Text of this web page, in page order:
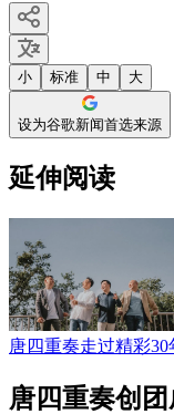
小 标准 中 大
设为谷歌新闻首选来源
延伸阅读
唐四重奏走过精彩
唐四重奏创